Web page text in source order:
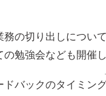
務の切り出しについ
勉強会なども開催し
バックのタイミン